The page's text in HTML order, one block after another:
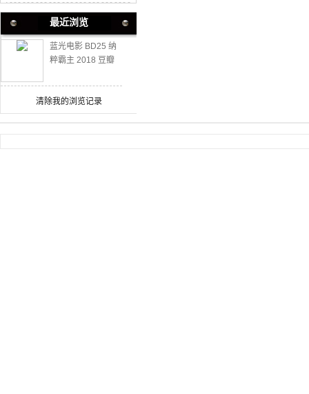
最近浏览
蓝光电影 BD25 纳
粹霸主 2018 豆瓣
清除我的浏览记录